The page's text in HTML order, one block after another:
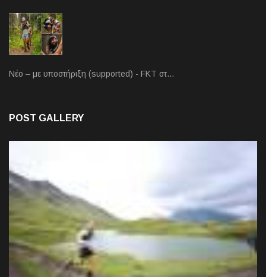
Νέο – με υποστήριξη (supported) - FKT στ…
POST GALLERY